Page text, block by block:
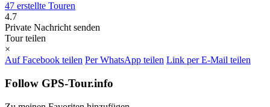
47 erstellte Touren
4.7
Private Nachricht senden
Tour teilen
×
Auf Facebook teilen Per WhatsApp teilen Link per E-Mail teilen
Follow GPS-Tour.info